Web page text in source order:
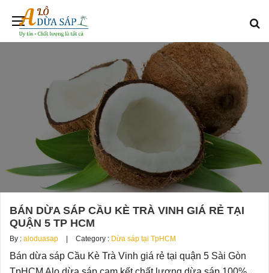
BÁN DỪA SÁP CẦU KÈ TRÀ VINH GIÁ RẺ TẠI
QUẬN 5 TP HCM
By : aloduasap Category : Dừa sáp tại TpHCM
Bán dừa sáp Cầu Kè Trà Vinh giá rẻ tại quận 5 Sài Gòn